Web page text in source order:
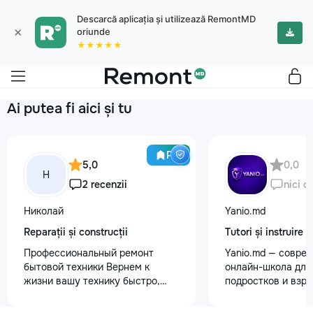
×
Descarcă aplicația și utilizează RemontMD
oriunde
★★★★★
Ai putea fi aici și tu
Pro
Н
5,0
2 recenzii
Николай
Reparații și construcții
Профессиональный ремонт
бытовой техники Вернем к
жизни вашу технику быстро,
0,0
nici o
Yanio.md
Tutori și instruire
Yanio.md —
онлайн-школа для
подростков и